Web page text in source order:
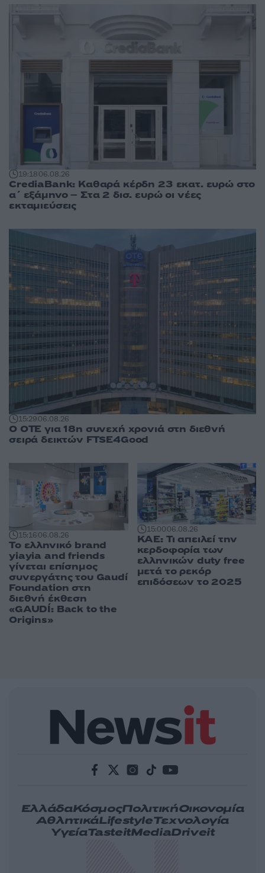
19:1806.08.26
CrediaBank: Καθαρά κέρδη 23 εκατ. ευρώ στο
α΄ εξάμηνο – Στα 2 δισ. ευρώ οι νέες
εκταμιεύσεις
15:2906.08.26
Ο ΟΤΕ για 18η συνεχή χρονιά στη διεθνή
σειρά δεικτών FTSE4Good
15:1606.08.26
Το ελληνικό brand
yiayia and friends
γίνεται επίσημος
συνεργάτης του Gaudí
Foundation στη
διεθνή έκθεση
«GAUDÍ: Back to the
Origins»
15:0006.08.26
ΚΑΕ: Τι απειλεί την
κερδοφορία των
ελληνικών duty free
μετά το ρεκόρ
επιδόσεων το 2025
ΕλλάδαΚόσμοςΠολιτικήΟικονομία
ΑθλητικάLifestyleΤεχνολογία
ΥγείαTasteitMediaDriveit